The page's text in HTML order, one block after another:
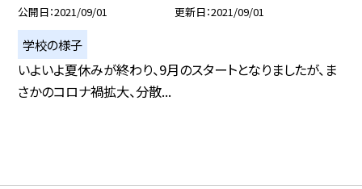
公開日 2021/09/01 更新日 2021/09/01
学校の様子
いよいよ夏休みが終わり、9月のスタートとなりましたが、ま
さかのコロナ禍拡大、分散...